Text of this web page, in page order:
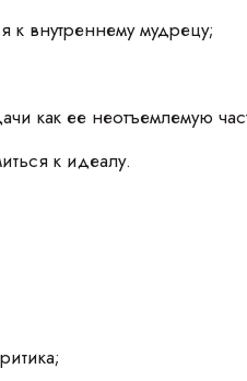
к внутреннему мудрецу;
как ее неотъемлемую
к идеалу.